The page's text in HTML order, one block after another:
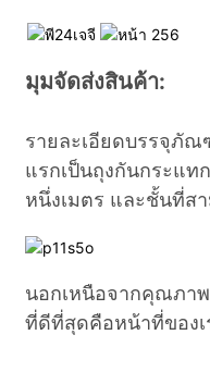
มุมจัดส่งสินค้า:
รายละเอียดบรรจุภั
แรกเป็นถุงกันกระแท
หนึ่งเมตร และชั้นที่ส
นอกเหนือจากคุณภา
ที่ดีที่สุดคือหน้าที่ของ